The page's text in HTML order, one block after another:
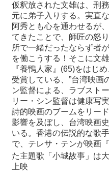
仮釈放された文雄は、刑
元に弟子入りする。実直
阿秀とも心を通わせるが
てきたことで、師匠の怒
所で一緒だったならず者
を働こうする！そこに文
『養鴨人家』(65)をはじ
受賞している、”台湾映画
ン監督による、ラブストー
リー・シン監督は健康写
詩的映画のブームをリー
影響を及ぼし、台湾映画
いる。香港の伝説的な歌
で、テレサ・テンが映画
た主題歌「小城故事」は
上映